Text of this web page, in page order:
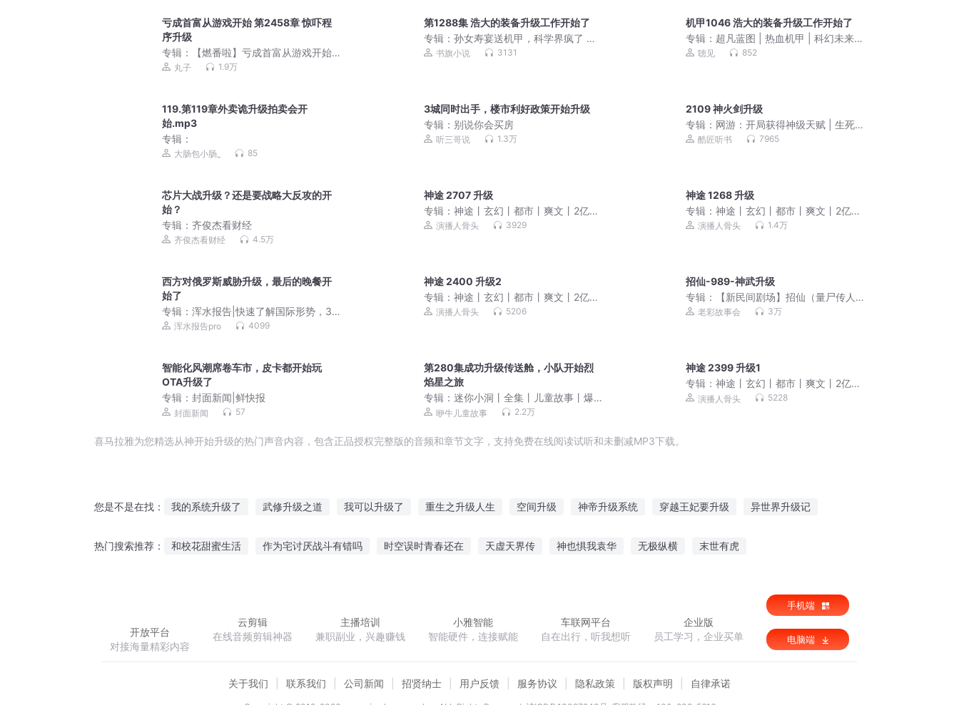
亏成首富从游戏开始 第2458章 惊吓程
序升级
专辑：
【燃番啦】亏成首富从游戏开始
丨创造历史的反套路神作 多人剧
丸子 1.9万
第1288集 浩大的装备升级工作开始了
专辑：孙女寿宴送机甲，科学界疯了 科
幻机甲爽文
书旗小说 3131
机甲1046 浩大的装备升级工作开始了
专辑： 超凡蓝图 | 热血机甲 | 科幻未来 |
多人爽文
聴见 852
119.第119章外卖诡升级拍卖会开
始.mp3
专辑：
大肠包小肠_ 85
3城同时出手，楼市利好政策开始升级
专辑： 别说你会买房
听三哥说 1.3万
2109 神火剑升级
专辑： 网游：开局获得神级天赋 | 生死
游戏|全民神战
酷匠听书 7965
芯片大战升级？还是要战略大反攻的开
始？
专辑： 齐俊杰看财经
齐俊杰看财经 4.5万
神途 2707 升级
专辑：神途丨玄幻丨都市丨爽文丨2亿点
击大作丨骨头演播
演播人骨头 3929
神途 1268 升级
专辑：神途丨玄幻丨都市丨爽文丨2亿点
击大作丨骨头演播
演播人骨头 1.4万
西方对俄罗斯威胁升级，最后的晚餐开
始了
专辑： 浑水报告|快速了解国际形势，3
分钟掌握天下事|俄乌战争|美国|北约
浑水报告pro 4099
神途 2400 升级2
专辑：神途丨玄幻丨都市丨爽文丨2亿点
击大作丨骨头演播
演播人骨头 5206
招仙-989-神武升级
专辑：
【新民间剧场】招仙（量尸传人&
中国民间故事&鬼故事）老彩|免费VIP|
老彩故事会 3万
智能化风潮席卷车市，皮卡都开始玩
OTA升级了
专辑： 封面新闻|鲜快报
封面新闻 57
第280集成功升级传送舱，小队开始烈
焰星之旅
专辑：迷你小洞丨全集丨儿童故事丨爆
笑冒险
咿牛儿童故事 2.2万
神途 2399 升级1
专辑：神途丨玄幻丨都市丨爽文丨2亿点
击大作丨骨头演播
演播人骨头 5228
喜马拉雅为您精选从神开始升级的热门声音内容，包含正品授权完整版的音频和章节文字，支持免费在线阅读试听和未删减MP3下载。
您是不是在找： 我的系统升级了 武修升级之道 我可以升级了 重生之升级人生 空间升级 神帝升级系统 穿越王妃要升级 异世界升级记
热门搜索推荐： 和校花甜蜜生活 作为宅讨厌战斗有错吗 时空误时青春还在 天虚天界传 神也惧我袁华 无极纵横 末世有虎
开放平台
对接海量精彩内容
云剪辑
在线音频剪辑神器
主播培训
兼职副业，兴趣赚钱
小雅智能
智能硬件，连接赋能
车联网平台
自在出行，听我想听
企业版
员工学习，企业买单
手机端
电脑端
关于我们 联系我们 公司新闻 招贤纳士 用户反馈 服务协议 隐私政策 版权声明 自律承诺